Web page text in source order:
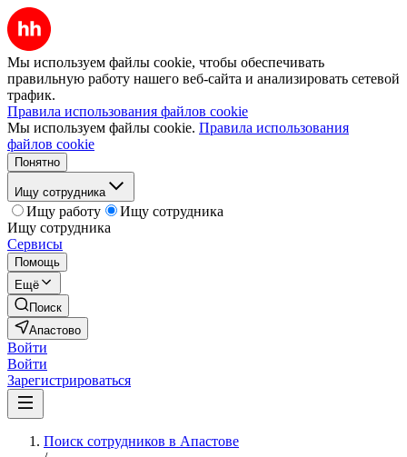
Мы используем файлы cookie, чтобы обеспечивать
правильную работу нашего веб-сайта и анализировать сетевой
трафик.
Правила использования файлов cookie
Мы используем файлы cookie. Правила использования
файлов cookie
Понятно
Ищу сотрудника
Ищу работу
Ищу сотрудника
Ищу сотрудника
Сервисы
Помощь
Ещё
Поиск
Апастово
Войти
Войти
Зарегистрироваться
Поиск сотрудников в Апастове